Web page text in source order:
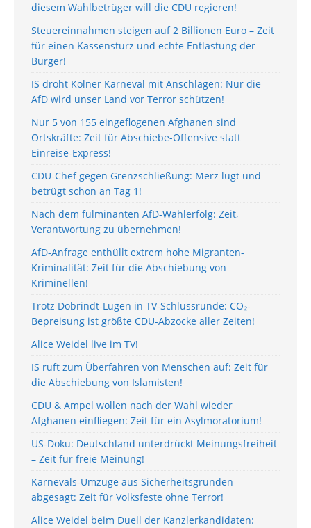
diesem Wahlbetrüger will die CDU regieren!
Steuereinnahmen steigen auf 2 Billionen Euro – Zeit
für einen Kassensturz und echte Entlastung der
Bürger!
IS droht Kölner Karneval mit Anschlägen: Nur die
AfD wird unser Land vor Terror schützen!
Nur 5 von 155 eingeflogenen Afghanen sind
Ortskräfte: Zeit für Abschiebe-Offensive statt
Einreise-Express!
CDU-Chef gegen Grenzschließung: Merz lügt und
betrügt schon an Tag 1!
Nach dem fulminanten AfD-Wahlerfolg: Zeit,
Verantwortung zu übernehmen!
AfD-Anfrage enthüllt extrem hohe Migranten-
Kriminalität: Zeit für die Abschiebung von
Kriminellen!
Trotz Dobrindt-Lügen in TV-Schlussrunde: CO₂-
Bepreisung ist größte CDU-Abzocke aller Zeiten!
Alice Weidel live im TV!
IS ruft zum Überfahren von Menschen auf: Zeit für
die Abschiebung von Islamisten!
CDU & Ampel wollen nach der Wahl wieder
Afghanen einfliegen: Zeit für ein Asylmoratorium!
US-Doku: Deutschland unterdrückt Meinungsfreiheit
– Zeit für freie Meinung!
Karnevals-Umzüge aus Sicherheitsgründen
abgesagt: Zeit für Volksfeste ohne Terror!
Alice Weidel beim Duell der Kanzlerkandidaten: